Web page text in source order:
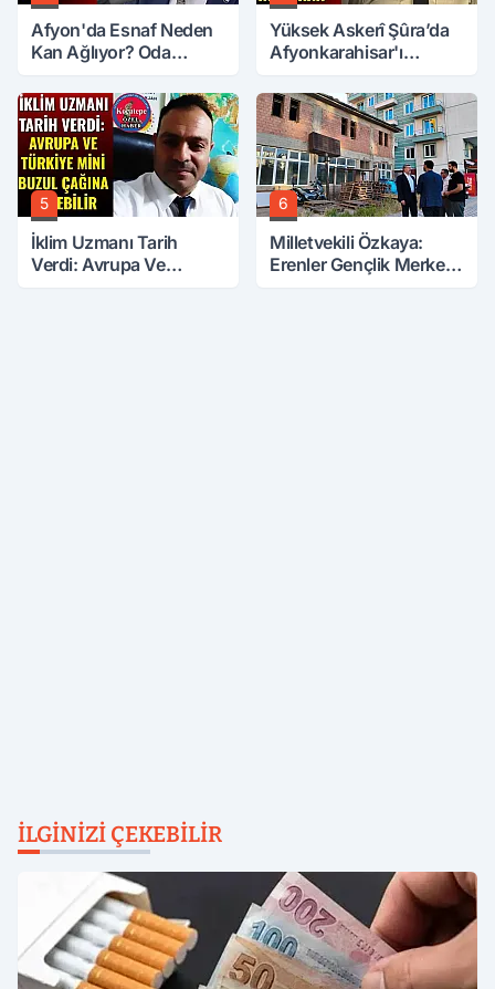
Afyon'da Esnaf Neden
Kan Ağlıyor? Oda
Yüksek Askerî Şûra’da
Afyonkarahisar'ı
5
İklim Uzmanı Tarih
Verdi: Avrupa Ve
6
Milletvekili Özkaya:
Erenler Gençlik Merkezi
İLGINIZI ÇEKEBILIR